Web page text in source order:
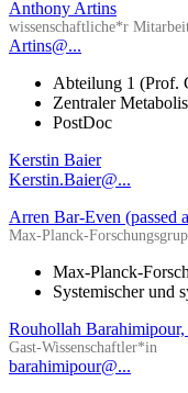
Anthony Artins
wissenschaftliche*r
Artins@...
Abteilung 1 (Prof.
Zentraler
PostDoc
Kerstin Baier
Kerstin.Baier@...
Arren Bar-Even (passed
Max-Planck-
Max-Planck-
Systemischer und
Rouhollah Barahimipour,
Gast-Wissenschaftler*in
barahimipour@...